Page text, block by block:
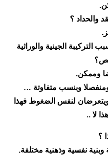
والحداد ؟
الجينية والوراثية
وممكن.
وبنسب متفاوتة …
لنفس الضغوط فهذا
لا ..
؟
وبنية نفسية وذهنية مختلفة.